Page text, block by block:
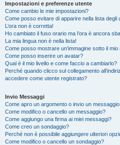
Impostazioni e preferenze utente
Come cambio le mie impostazioni?
Come posso evitare di apparire nella lista degli
L’ora non è corretta!
Ho cambiato il fuso orario ma l’ora è ancora
La mia lingua non è nella lista!
Come posso mostrare un’immagine sotto il mio
Come posso inserire un avatar?
Qual è il mio livello e come faccio a cambiarlo?
Perché quando clicco sul collegamento
accedere come utente registrato?
Invio Messaggi
Come apro un argomento o invio un
Come modifico o cancello un messaggio?
Come aggiungo una firma ai miei messaggi?
Come creo un sondaggio?
Perché non è possibile aggiungere ulteriori
Come modifico o cancello un sondaggio?